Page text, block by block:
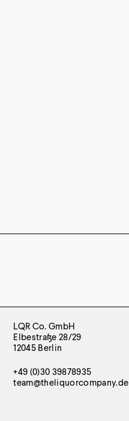
LQR Co. GmbH
Elbestraße 28/29
12045 Berlin
+49 (0)30 39878935
team@theliquorcompany.de